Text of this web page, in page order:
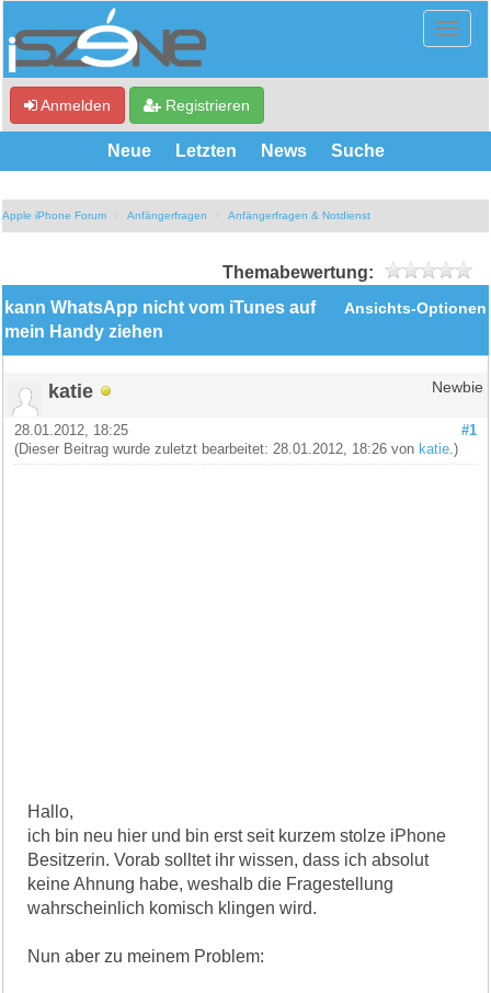
Anmelden Registrieren
Neue Letzten News Suche
Apple iPhone Forum Anfängerfragen Anfängerfragen & Notdienst
Themabewertung:
Ansichts-Optionen
kann WhatsApp nicht vom iTunes auf
mein Handy ziehen
katie Newbie
#1
28.01.2012, 18:25
(Dieser Beitrag wurde zuletzt bearbeitet: 28.01.2012, 18:26 von katie .)
Hallo,
ich bin neu hier und bin erst seit kurzem stolze iPhone
Besitzerin. Vorab solltet ihr wissen, dass ich absolut
keine Ahnung habe, weshalb die Fragestellung
wahrscheinlich komisch klingen wird.
Nun aber zu meinem Problem: